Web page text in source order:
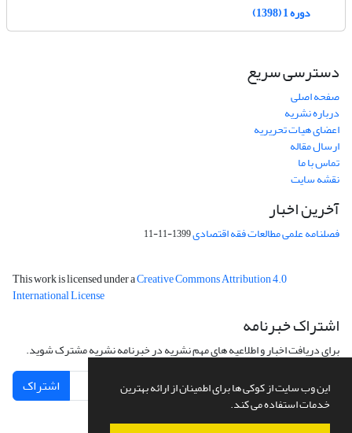
این وب سایت از کوکی ها برای اطمینان از ارائه بهترین
خدمات استفاده می کند.
دوره 1 (1398)
دسترسی سریع
صفحه اصلی
درباره نشریه
اعضای هیات تحریریه
ارسال مقاله
تماس با ما
نقشه سایت
آخرین اخبار
فصلنامه علمی مطالعات فقه اقتصادی1399-11-11
This work is licensed under aCreative Commons Attribution 4.0
International License
اشتراک خبرنامه
برای دریافت اخبار و اطلاعیه های مهم نشریه در خبرنامه نشریه مشترک شوید.
اشتراک